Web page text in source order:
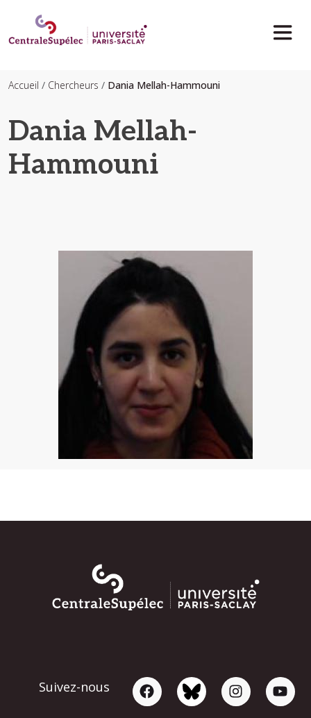
Dania Mellah-
Hammouni
Accueil Chercheurs Dania Mellah-Hammouni
Suivez-nous